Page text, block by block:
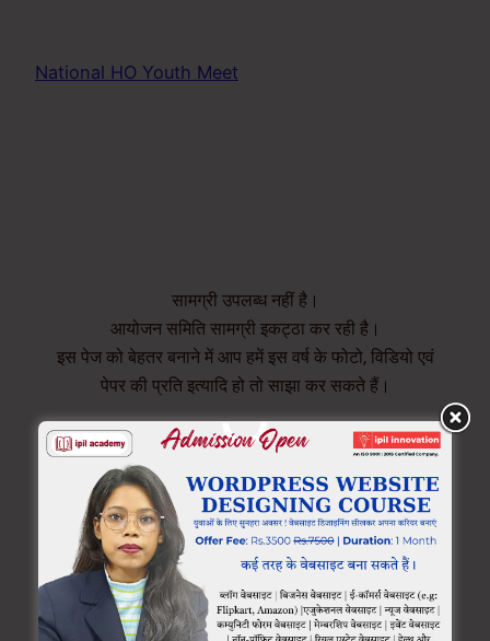
National HO Youth Meet
सामग्री उपलब्ध नहीं है।
आयोजन समिति सामग्री इकट्ठा कर रही है।
इस पेज को बेहतर बनाने में आप हमें इस वर्ष के फोटो, विडियो एवं
पेपर की प्रति इत्यादि हो तो साझा कर सकते हैं।
ipil innovation software
www.ipil.co.in
Munda Complex, tambo chowk Chaibasa